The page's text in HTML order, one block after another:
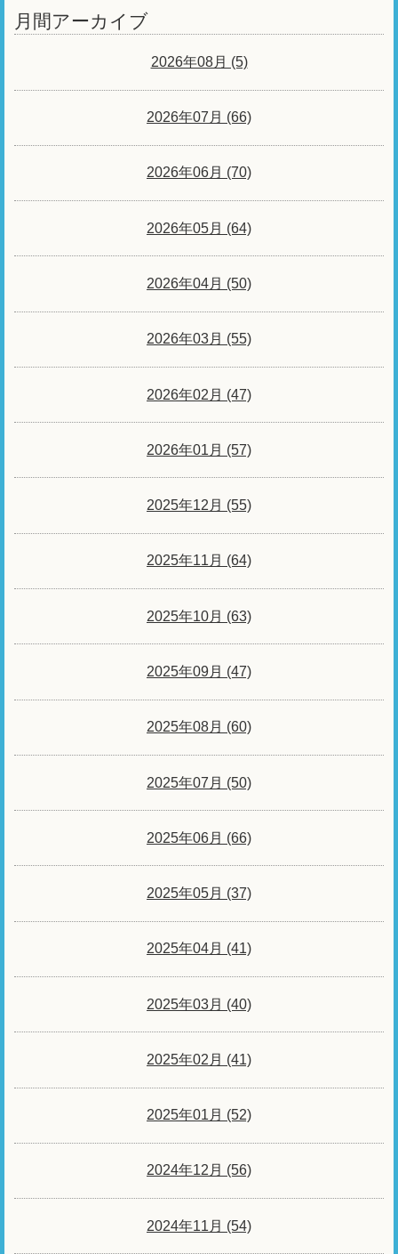
月間アーカイブ
2026年08月 (5)
2026年07月 (66)
2026年06月 (70)
2026年05月 (64)
2026年04月 (50)
2026年03月 (55)
2026年02月 (47)
2026年01月 (57)
2025年12月 (55)
2025年11月 (64)
2025年10月 (63)
2025年09月 (47)
2025年08月 (60)
2025年07月 (50)
2025年06月 (66)
2025年05月 (37)
2025年04月 (41)
2025年03月 (40)
2025年02月 (41)
2025年01月 (52)
2024年12月 (56)
2024年11月 (54)